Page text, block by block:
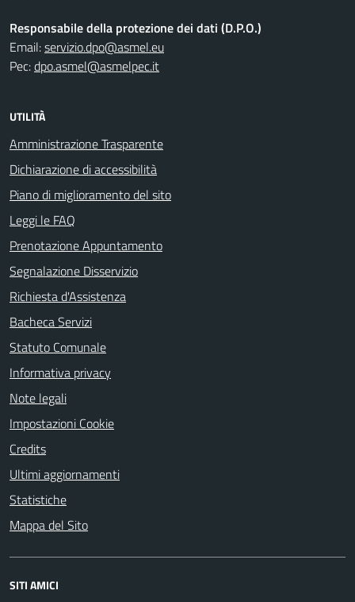
Responsabile della protezione dei dati (D.P.O.)
Email:servizio.dpo@asmel.eu
Pec:dpo.asmel@asmelpec.it
UTILITÀ
Amministrazione Trasparente
Dichiarazione di accessibilità
Piano di miglioramento del sito
Leggi le FAQ
Prenotazione Appuntamento
Segnalazione Disservizio
Richiesta d'Assistenza
Bacheca Servizi
Statuto Comunale
Informativa privacy
Note legali
Impostazioni Cookie
Credits
Ultimi aggiornamenti
Statistiche
Mappa del Sito
SITI AMICI